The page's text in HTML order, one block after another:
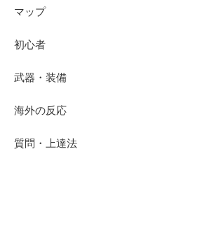
マップ
初心者
武器・装備
海外の反応
質問・上達法